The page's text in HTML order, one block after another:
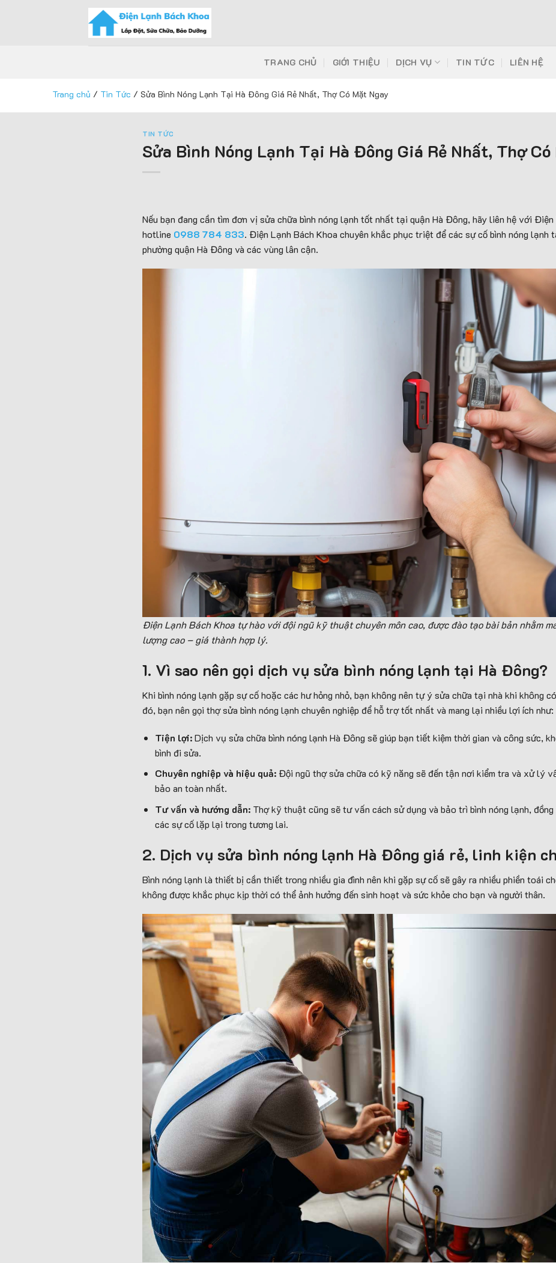
TRANG CHỦ GIỚI THIỆU DỊCH VỤ TIN TỨC LIÊN HỆ
Trang chủ / Tin Tức / Sửa Bình Nóng Lạnh Tại Hà Đông Giá Rẻ Nhất, Thợ Có Mặt Ngay
TIN TỨC
Sửa Bình Nóng Lạnh Tại Hà Đông Giá Rẻ Nhất, Thợ
Nếu bạn đang cần tìm đơn vị sửa chữa bình nóng lạnh tốt nhất tại quận Hà Đông, hãy liên hệ với Điện
hotline 0988 784 833. Điện Lạnh Bách Khoa chuyên khắc phục triệt để các sự cố bình nóng lạnh
phường quận Hà Đông và các vùng lân cận.
Điện Lạnh Bách Khoa tự hào với đội ngũ kỹ thuật chuyên môn cao, được đào tạo bài bản nhằm
lượng cao – giá thành hợp lý.
1. Vì sao nên gọi dịch vụ sửa bình nóng lạnh tại Hà Đông?
Khi bình nóng lạnh gặp sự cố hoặc các hư hỏng nhỏ, bạn không nên tự ý sửa chữa tại nhà khi không
đó, bạn nên gọi thợ sửa bình nóng lạnh chuyên nghiệp để hỗ trợ tốt nhất và mang lại nhiều lợi ích như:
Tiện lợi:Dịch vụ sửa chữa bình nóng lạnh Hà Đông sẽ giúp bạn tiết kiệm thời gian và công sức,
bình đi sửa.
Chuyên nghiệp và hiệu quả:Đội ngũ thợ sửa chữa có kỹ năng sẽ đến tận nơi kiểm tra và xử lý
bảo an toàn nhất.
Tư vấn và hướng dẫn:Thợ kỹ thuật cũng sẽ tư vấn cách sử dụng và bảo trì bình nóng lạnh, đồng
các sự cố lặp lại trong tương lai.
2. Dịch vụ sửa bình nóng lạnh Hà Đông giá rẻ, linh kiện
Bình nóng lạnh là thiết bị cần thiết trong nhiều gia đình nên khi gặp sự cố sẽ gây ra nhiều phiền toái
không được khắc phục kịp thời có thể ảnh hưởng đến sinh hoạt và sức khỏe cho bạn và người thân.